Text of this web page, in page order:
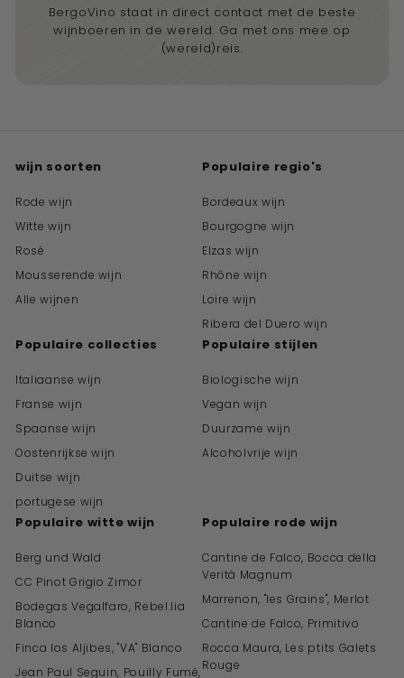
BergoVino staat in direct contact met de beste
wijnboeren in de wereld. Ga met ons mee op
(wereld)reis.
wijn soorten
Rode wijn
Witte wijn
Rosé
Mousserende wijn
Alle wijnen
Populaire regio's
Bordeaux wijn
Bourgogne wijn
Elzas wijn
Rhône wijn
Loire wijn
Ribera del Duero wijn
Populaire collecties
Italiaanse wijn
Franse wijn
Spaanse wijn
Oostenrijkse wijn
Duitse wijn
portugese wijn
Populaire stijlen
Biologische wijn
Vegan wijn
Duurzame wijn
Alcoholvrije wijn
Populaire witte wijn
Berg und Wald
CC Pinot Grigio Zimor
Bodegas Vegalfaro, Rebel.lia
Blanco
Finca los Aljibes, "VA" Blanco
Jean Paul Seguin, Pouilly Fumé,
Populaire rode wijn
Cantine de Falco, Bocca della
Verità Magnum
Marrenon, "les Grains", Merlot
Cantine de Falco, Primitivo
Rocca Maura, Les ptits Galets
Rouge